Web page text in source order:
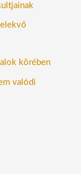
körében
valódi